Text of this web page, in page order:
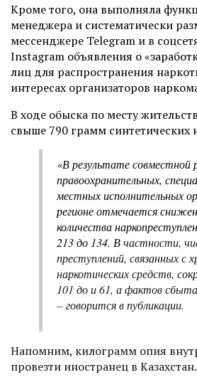
Кроме того, она выполняла
менеджера и систематически
мессенджере Telegram и в
Instagram объявления о
лиц для распространения
интересах организаторов
В ходе обыска по месту
свыше 790 грамм синтетических
«В результате
правоохранительных,
местных исполнительных
регионе отмечается
количества
213 до 134. Вчастности,
преступлений, связанных с
наркотических средств,
101 до и 61, а фактов
– говорится в публикации.
Напомним, килограмм опия
провезти иностранец в Казахстан.